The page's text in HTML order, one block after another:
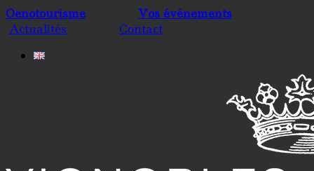
Oenotourisme
Vos événements
Actualités
Contact